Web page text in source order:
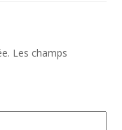
Les champs